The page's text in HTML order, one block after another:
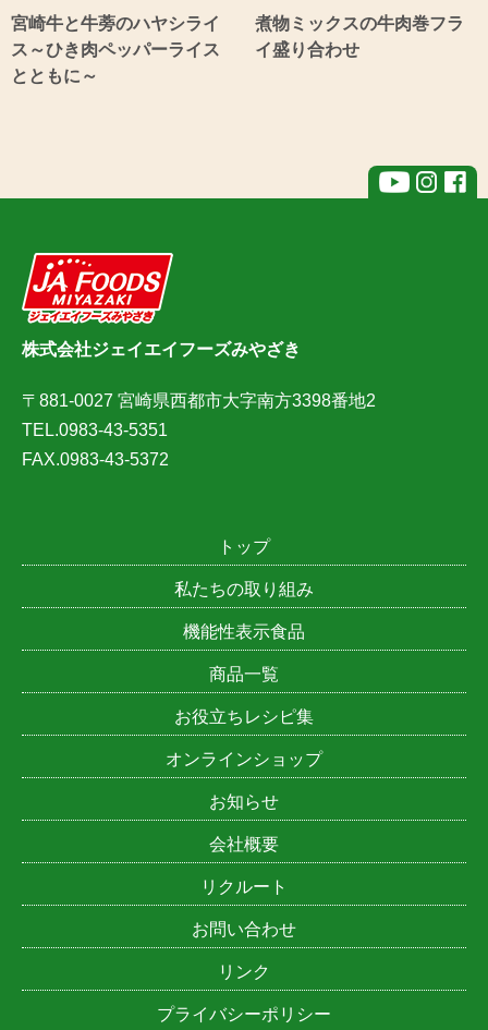
宮崎牛と牛蒡のハヤシライ
ス～ひき肉ペッパーライス
とともに～
煮物ミックスの牛肉巻フラ
イ盛り合わせ
株式会社ジェイエイフーズみやざき
〒881-0027 宮崎県西都市大字南方3398番地2
TEL.0983-43-5351
FAX.0983-43-5372
トップ
私たちの取り組み
機能性表示食品
商品一覧
お役立ちレシピ集
オンラインショップ
お知らせ
会社概要
リクルート
お問い合わせ
リンク
プライバシーポリシー